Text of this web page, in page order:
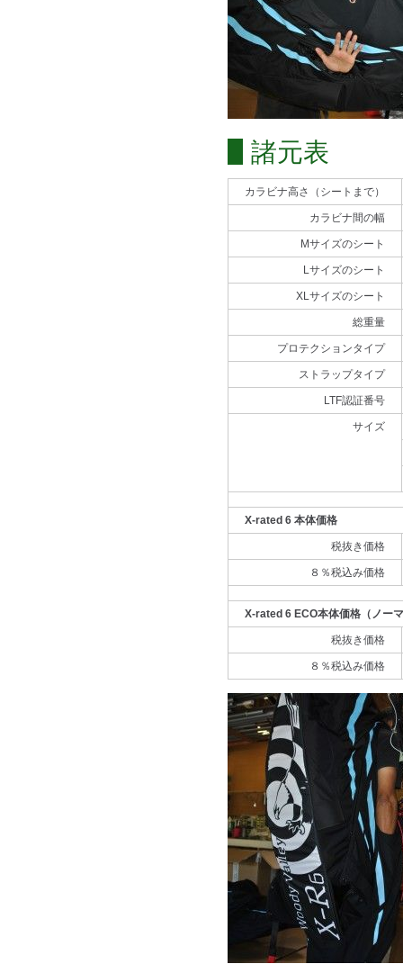
諸元表
カラビナ高さ（シートまで）
カラビナ間の幅
Mサイズのシート
Lサイズのシート
XLサイズのシート
総重量
プロテクションタイプ
ストラップタイプ
LTF認証番号
サイズ
X-rated 6 本体価格
税抜き価格
８％税込み価格
X-rated 6 ECO本体価格（ノー
税抜き価格
８％税込み価格